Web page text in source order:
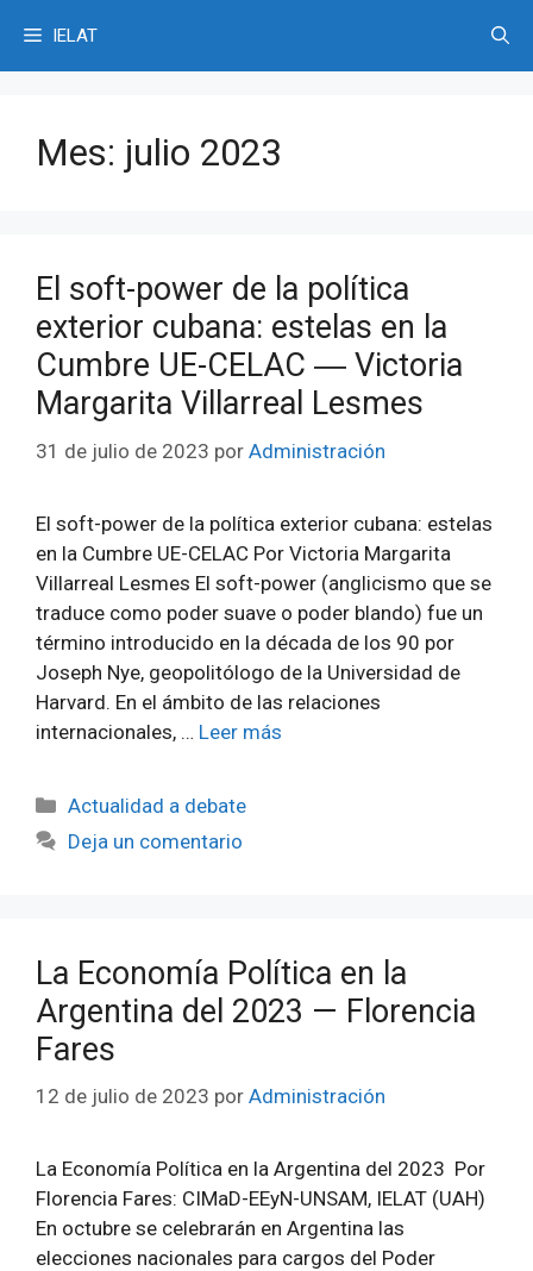
contenido
IELAT
Mes: julio 2023
El soft-power de la política
exterior cubana: estelas en la
Cumbre UE-CELAC ― Victoria
Margarita Villarreal Lesmes
31 de julio de 2023 por Administración
El soft-power de la política exterior cubana: estelas
en la Cumbre UE-CELAC Por Victoria Margarita
Villarreal Lesmes El soft-power (anglicismo que se
traduce como poder suave o poder blando) fue un
término introducido en la década de los 90 por
Joseph Nye, geopolitólogo de la Universidad de
Harvard. En el ámbito de las relaciones
internacionales, … Leer más
Categorías
Actualidad a debate
Deja un comentario
La Economía Política en la
Argentina del 2023 — Florencia
Fares
12 de julio de 2023 por Administración
La Economía Política en la Argentina del 2023 Por
Florencia Fares: CIMaD-EEyN-UNSAM, IELAT (UAH)
En octubre se celebrarán en Argentina las
elecciones nacionales para cargos del Poder